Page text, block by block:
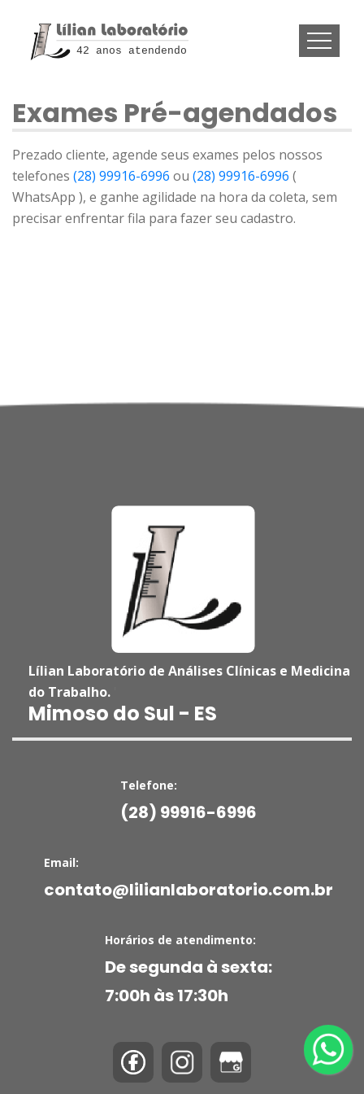
42 anos atendendo
Exames Pré-agendados
Prezado cliente, agende seus exames pelos nossos
telefones (28) 99916-6996 ou (28) 99916-6996 (
WhatsApp ), e ganhe agilidade na hora da coleta, sem
precisar enfrentar fila para fazer seu cadastro.
Lílian Laboratório de Análises Clínicas e Medicina
do Trabalho.
Mimoso do Sul - ES
Telefone:
(28) 99916-6996
Email:
contato@lilianlaboratorio.com.br
Horários de atendimento:
De segunda à sexta:
7:00h às 17:30h